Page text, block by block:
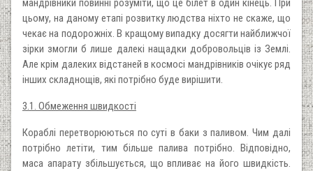
мандрівники повинні розуміти, що це білет в один кінець. При
цьому, на даному етапі розвитку людства ніхто не скаже, що
чекає на подорожніх. В кращому випадку досягти найближчої
зірки змогли б лише далекі нащадки добровольців із Землі.
Але крім далеких відстаней в космосі мандрівників очікує ряд
інших складнощів, які потрібно буде вирішити.
3.1. Обмеження швидкості
Кораблі перетворюються по суті в баки з паливом. Чим далі
потрібно летіти, тим більше палива потрібно. Відповідно,
маса апарату збільшується, що впливає на його швидкість.